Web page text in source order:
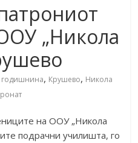
„Никола
годишнина, Крушево, Никола
на ООУ „Никола
подрачни училишта, го